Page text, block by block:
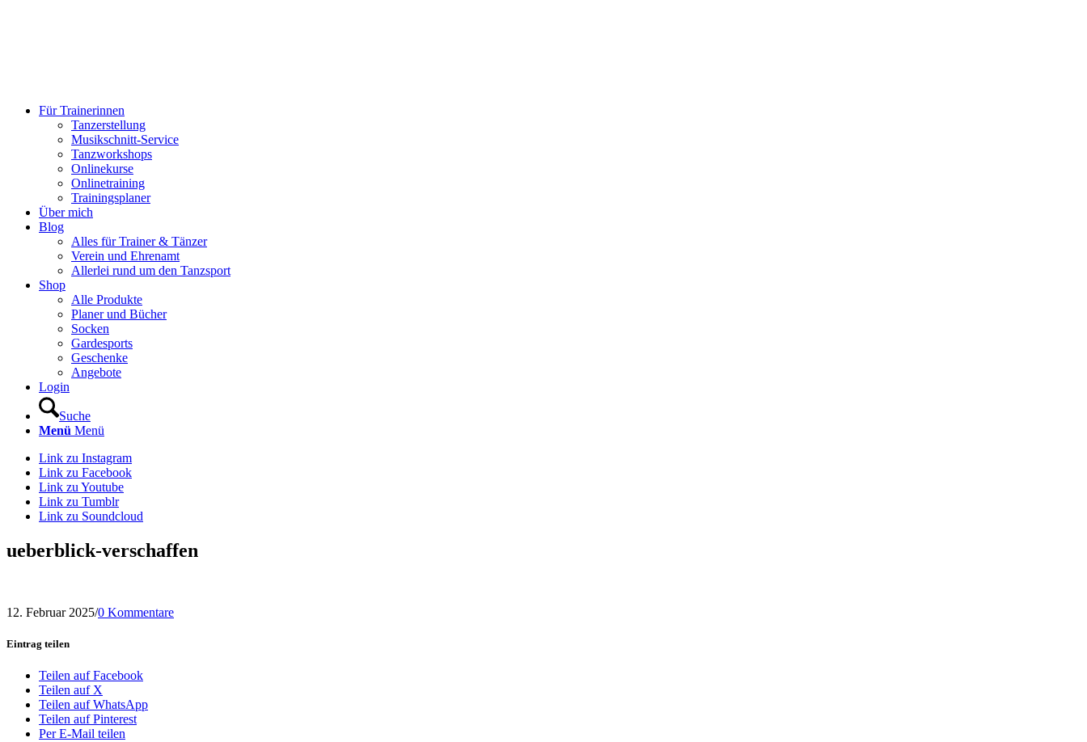
Für Trainerinnen
Tanzerstellung
Musikschnitt-Service
Tanzworkshops
Onlinekurse
Onlinetraining
Trainingsplaner
Über mich
Blog
Alles für Trainer & Tänzer
Verein und Ehrenamt
Allerlei rund um den Tanzsport
Shop
Alle Produkte
Planer und Bücher
Socken
Gardesports
Geschenke
Angebote
Login
Suche
Menü Menü
Link zu Instagram
Link zu Facebook
Link zu Youtube
Link zu Tumblr
Link zu Soundcloud
ueberblick-verschaffen
12. Februar 2025/0 Kommentare
Eintrag teilen
Teilen auf Facebook
Teilen auf X
Teilen auf WhatsApp
Teilen auf Pinterest
Per E-Mail teilen